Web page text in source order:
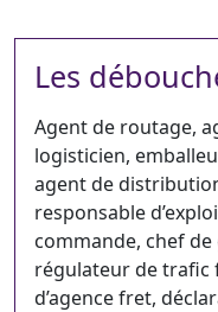
Les
Agent de routage,
logisticien,
agent de
responsable
commande, chef
régulateur de trafic
d’agence fret,